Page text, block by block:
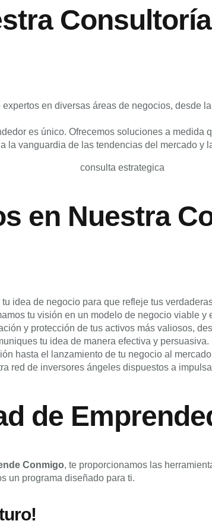
en diversas áreas de negocios, desde
es único. Ofrecemos soluciones a medida
la vanguardia de las tendencias del mercado y
en Nuestra
idea de negocio para que refleje tus
tu visión en un modelo de negocio viable y
y protección de tus activos más valiosos,
tu idea de manera efectiva y persuasiva.
hasta el lanzamiento de tu negocio al
red de inversores ángeles dispuestos a
de
Conmigo, te proporcionamos las
un programa diseñado para ti.